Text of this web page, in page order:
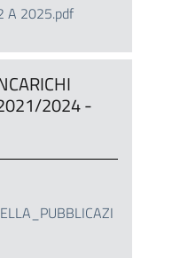
A 2025.pdf
2024 -